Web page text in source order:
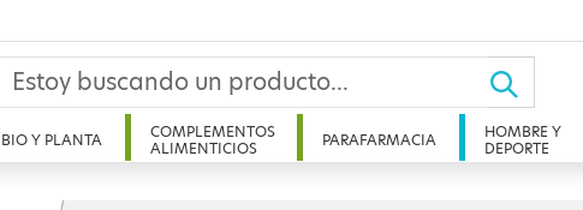
BIO Y PLANTA
COMPLEMENTOS
ALIMENTICIOS
PARAFARMACIA
HOMBRE Y
DEPORTE